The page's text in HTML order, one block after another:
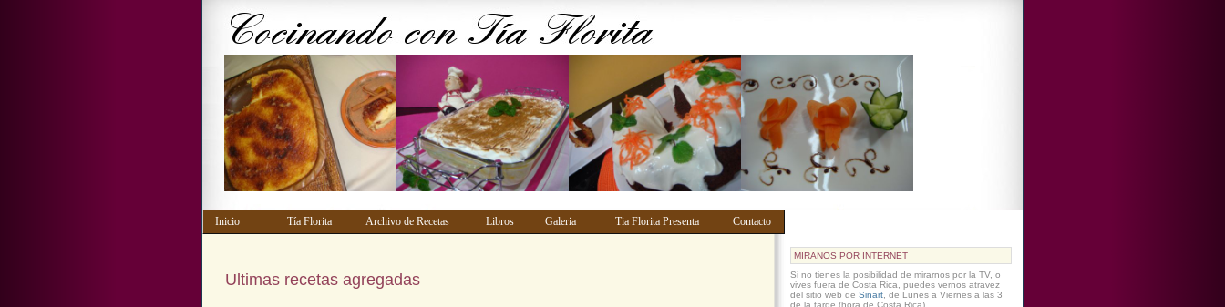
Inicio Tía Florita Archivo de Recetas Libros Galeria Tia Florita Presenta Contacto
Ultimas recetas agregadas
MIRANOS POR INTERNET
Si no tienes la posibilidad de mirarnos por la TV, o
vives fuera de Costa Rica, puedes vernos atravez
del sitio web de Sinart , de Lunes a Viernes a las 3
de la tarde (hora de Costa Rica).